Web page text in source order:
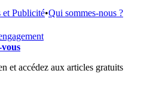
et Publicité•Qui sommes-nous ?
et accédez aux articles gratuits